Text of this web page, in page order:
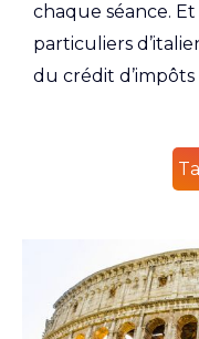
chaque séance.
particuliers
du crédit d’impôts